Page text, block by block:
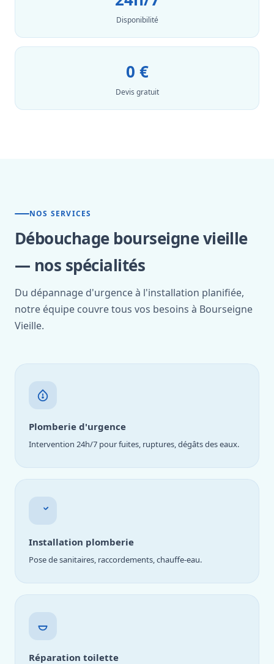
Disponibilité
0 €
Devis gratuit
NOS SERVICES
Débouchage bourseigne vieille
— nos spécialités
Du dépannage d'urgence à l'installation planifiée,
notre équipe couvre tous vos besoins à Bourseigne
Vieille.
Plomberie d'urgence
Intervention 24h/7 pour fuites, ruptures, dégâts des eaux.
Installation plomberie
Pose de sanitaires, raccordements, chauffe-eau.
Réparation toilette